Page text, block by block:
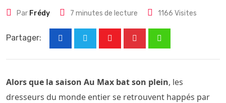
Par Frédy 7 minutes de lecture 1166 Visites
Partager:
Alors que la saison Au Max bat son plein, les
dresseurs du monde entier se retrouvent happés par